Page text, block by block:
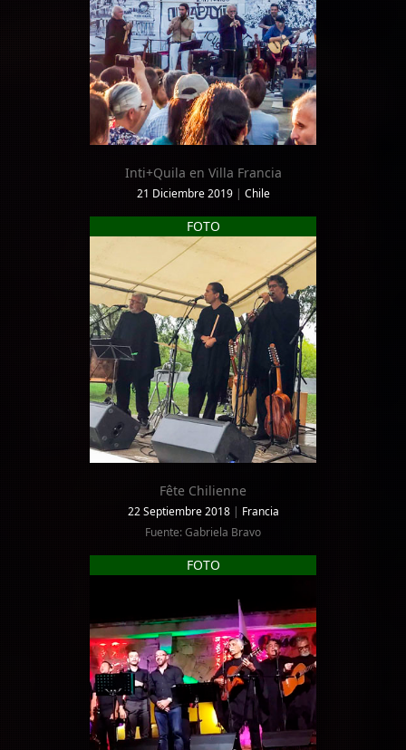
Inti+Quila en Villa Francia
21 Diciembre 2019 | Chile
FOTO
Fête Chilienne
22 Septiembre 2018 | Francia
Fuente: Gabriela Bravo
FOTO